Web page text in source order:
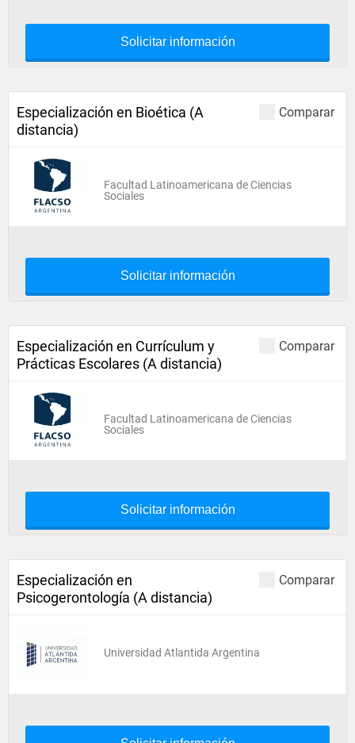
Solicitar información
Comparar
Especialización en Bioética (A
distancia)
Facultad Latinoamericana de Ciencias
Sociales
Solicitar información
Comparar
Especialización en Currículum y
Prácticas Escolares (A distancia)
Facultad Latinoamericana de Ciencias
Sociales
Solicitar información
Comparar
Especialización en
Psicogerontología (A distancia)
Universidad Atlantida Argentina